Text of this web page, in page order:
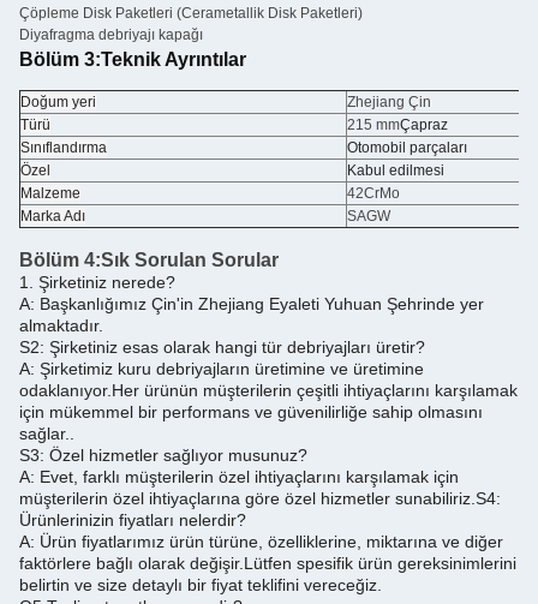
Çöpleme Disk Paketleri (Cerametallik Disk Paketleri)
Diyafragma debriyajı kapağı
Bölüm 3:Teknik Ayrıntılar
Doğum yeri
Zhejiang Çin
Türü
215 mmÇapraz
Sınıflandırma
Otomobil parçaları
Özel
Kabul edilmesi
Malzeme
42CrMo
Marka Adı
SAGW
Bölüm 4:Sık Sorulan Sorular
1. Şirketiniz nerede?
A: Başkanlığımız Çin'in Zhejiang Eyaleti Yuhuan Şehrinde yer
almaktadır.
S2: Şirketiniz esas olarak hangi tür debriyajları üretir?
A: Şirketimiz kuru debriyajların üretimine ve üretimine
odaklanıyor.Her ürünün müşterilerin çeşitli ihtiyaçlarını karşılamak
için mükemmel bir performans ve güvenilirliğe sahip olmasını
sağlar..
S3: Özel hizmetler sağlıyor musunuz?
A: Evet, farklı müşterilerin özel ihtiyaçlarını karşılamak için
müşterilerin özel ihtiyaçlarına göre özel hizmetler sunabiliriz. S4:
Ürünlerinizin fiyatları nelerdir?
A: Ürün fiyatlarımız ürün türüne, özelliklerine, miktarına ve diğer
faktörlere bağlı olarak değişir. Lütfen spesifik ürün gereksinimlerini
belirtin ve size detaylı bir fiyat teklifini vereceğiz.